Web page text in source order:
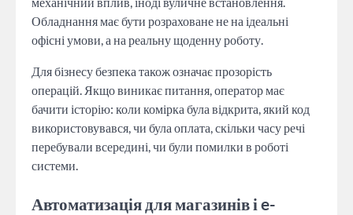
Обладнання має бути розраховане не на ідеальні
офісні умови, а на реальну щоденну роботу.
Для бізнесу безпека також означає прозорість
операцій. Якщо виникає питання, оператор має
бачити історію: коли комірка була відкрита, який код
використовувався, чи була оплата, скільки часу речі
перебували всередині, чи були помилки в роботі
системи.
Автоматизація для магазинів і e-